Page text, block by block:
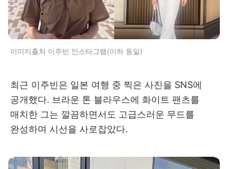
이미지출처 이주빈 인스타그램(이하 동일)
최근 이주빈은 일본 여행 중 찍은 사진을 SNS에
공개했다. 브라운 톤 블라우스에 화이트 팬츠를
매치한 그는 깔끔하면서도 고급스러운 무드를
완성하며 시선을 사로잡았다.